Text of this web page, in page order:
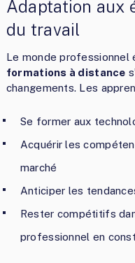
Adaptation aux
du travail
Le monde professionnel
formations à distance
changements. Les
Se former aux
Acquérir les
marché
Anticiper les
Rester compétitifs
professionnel en